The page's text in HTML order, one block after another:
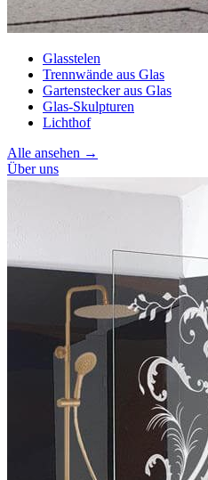
Glasstelen
Trennwände aus Glas
Gartenstecker aus Glas
Glas-Skulpturen
Lichthof
Alle ansehen →
Über uns